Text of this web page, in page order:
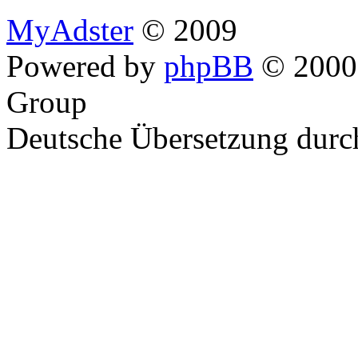
MyAdster © 2009
Powered by phpBB ©
Group
Deutsche Übersetzung